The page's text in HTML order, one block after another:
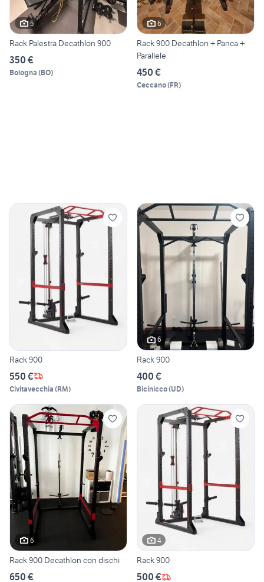
5
Rack Palestra Decathlon 900
350 €
Bologna (BO)
6
Rack 900 Decathlon + Panca +
Parallele
450 €
Ceccano(FR)
Rack 900
550 €
Civitavecchia (RM)
6
Rack 900
400 €
Bicinicco(UD)
6
Rack 900 Decathlon con dischi
650 €
4
Rack 900
500 €